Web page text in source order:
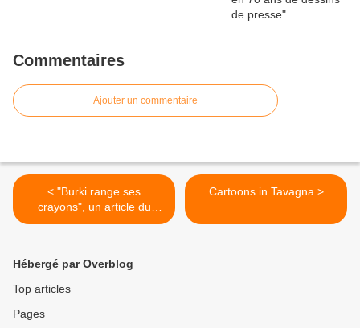
Commentaires
Ajouter un commentaire
< "Burki range ses
crayons", un article du
Matin.ch
Cartoons in Tavagna >
Hébergé par Overblog
Top articles
Pages